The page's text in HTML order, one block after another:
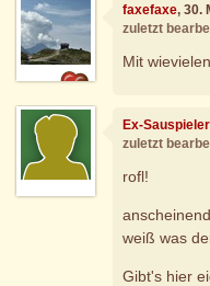
faxefaxe, 30.
zuletzt
Mit
Ex-
zuletzt
rofl!
weiß was
Gibt's hier